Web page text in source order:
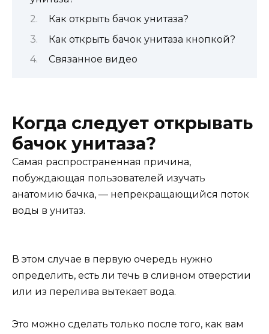
Как открыть бачок унитаза?
Как открыть бачок унитаза кнопкой?
Связанное видео
Когда следует открывать
бачок унитаза?
Самая распространенная причина,
побуждающая пользователей изучать
анатомию бачка, — непрекращающийся поток
воды в унитаз.
В этом случае в первую очередь нужно
определить, есть ли течь в сливном отверстии
или из перелива вытекает вода.
Это можно сделать только после того, как вам